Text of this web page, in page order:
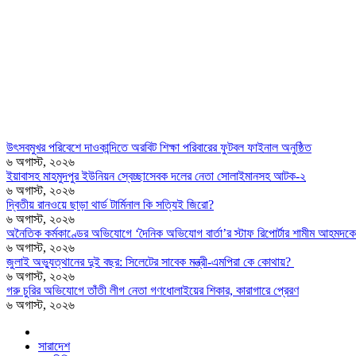
উৎসবমুখর পরিবেশে দাওকান্দিতে অরবিট শিক্ষা পরিবারের ফুটবল ফাইনাল অনুষ্ঠিত
৬ অগাস্ট, ২০২৬
ইয়াবাসহ মাহমুদপুর ইউনিয়ন স্বেচ্ছাসেবক দলের নেতা সোলাইমানসহ আটক-২
৬ অগাস্ট, ২০২৬
দ্বিতীয় রানওয়ে ছাড়া থার্ড টার্মিনাল কি সত্যিই জিরো?
৬ অগাস্ট, ২০২৬
অনৈতিক কর্মকাণ্ডের অভিযোগে ‘দৈনিক অভিযোগ বার্তা’র স্টাফ রিপোর্টার শামীম
৬ অগাস্ট, ২০২৬
জুলাই অভ্যুত্থানের দুই বছর: সিলেটের সাবেক মন্ত্রী-এমপিরা কে কোথায়? ​
৬ অগাস্ট, ২০২৬
গরু চুরির অভিযোগে তাঁতী লীগ নেতা গণধোলাইয়ের শিকার, কারাগারে প্রেরণ
৬ অগাস্ট, ২০২৬
সারাদেশ